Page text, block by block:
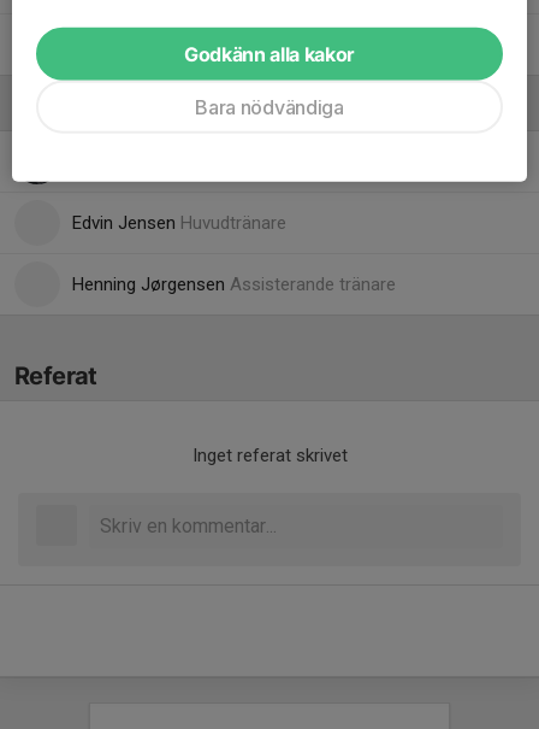
Amanda Törngren
Edvin Jensen Huvudtränare
Henning Jørgensen Assisterande tränare
Referat
Inget referat skrivet
Godkänn alla kakor
Bara nödvändiga